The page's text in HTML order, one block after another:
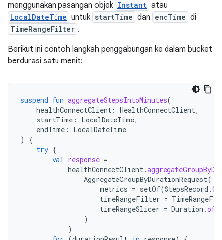
menggunakan pasangan objek Instant atau
LocalDateTime untuk startTime dan endTime di
TimeRangeFilter .
Berikut ini contoh langkah penggabungan ke dalam bucket
berdurasi satu menit:
suspend fun aggregateStepsIntoMinutes(
healthConnectClient : HealthConnectClient,
startTime : LocalDateTime,
endTime :
LocalDateTime
)
{
try {
val response =
healthConnectClient.
AggregateGroupByDurationRequest(
metrics = setOf(StepsRecord .
timeRangeFilter =
timeRangeSlicer = Duration .
)
)